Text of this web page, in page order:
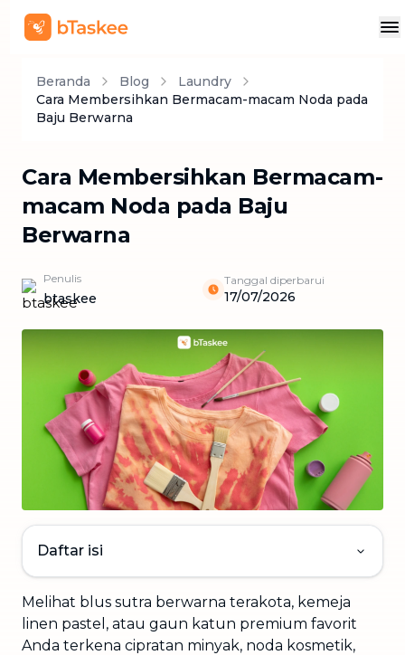
Beranda Blog
Laundry
Cara Membersihkan Bermacam-macam Noda pada
Baju Berwarna
Cara Membersihkan Bermacam-
macam Noda pada Baju
Berwarna
Penulis
btaskee
Tanggal diperbarui
17/07/2026
Daftar isi
Melihat blus sutra berwarna terakota, kemeja
linen pastel, atau gaun katun premium favorit
Anda terkena cipratan minyak, noda kosmetik,